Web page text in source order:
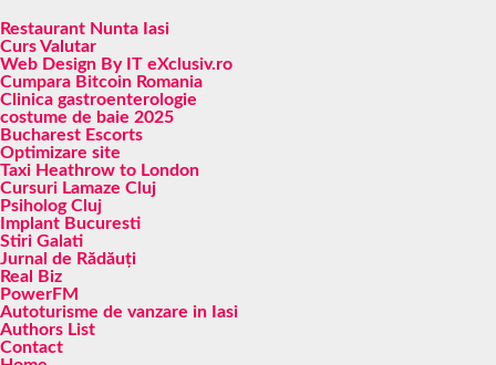
Restaurant Nunta Iasi
Curs Valutar
Web Design By IT eXclusiv.ro
Cumpara Bitcoin Romania
Clinica gastroenterologie
costume de baie 2025
Bucharest Escorts
Optimizare site
Taxi Heathrow to London
Cursuri Lamaze Cluj
Psiholog Cluj
Implant Bucuresti
Stiri Galati
Jurnal de Rădăuți
Real Biz
PowerFM
Autoturisme de vanzare in Iasi
Authors List
Contact